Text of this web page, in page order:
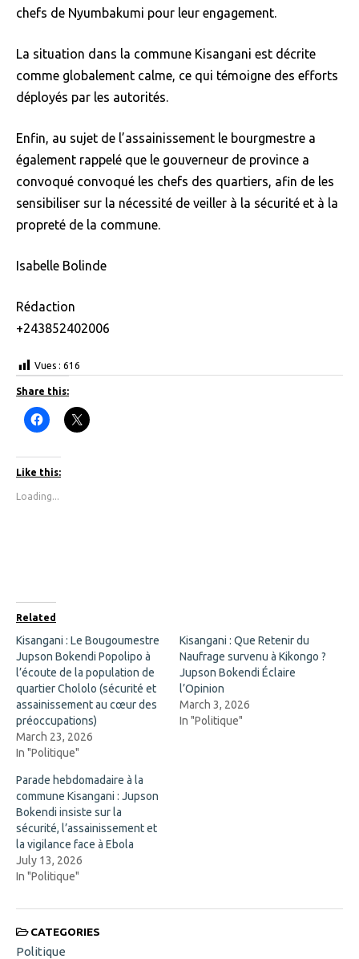
chefs de Nyumbakumi pour leur engagement.
La situation dans la commune Kisangani est décrite
comme globalement calme, ce qui témoigne des efforts
déployés par les autorités.
Enfin, au sujet de l’assainissement le bourgmestre a
également rappelé que le gouverneur de province a
convoqué convoqué les chefs des quartiers, afin de les
sensibiliser sur la nécessité de veiller à la sécurité et à la
propreté de la commune.
Isabelle Bolinde
Rédaction
+243852402006
Vues : 616
Share this:
C
l
k
t
o
h
b
o
o
k
(
O
p
e
n
s
i
n
e
w
w
n
d
o
w
)
C
l
i
n
n
e
w
w
i
n
d
o
w
Like this:
Loading...
Related
Kisangani : Le Bougoumestre
Jupson Bokendi Popolipo à
l’écoute de la population de
quartier Chololo (sécurité et
assainissement au cœur des
préoccupations)
March 23, 2026
In "Politique"
Kisangani : Que Retenir du
Naufrage survenu à Kikongo ?
Jupson Bokendi Éclaire
l’Opinion
March 3, 2026
In "Politique"
Parade hebdomadaire à la
commune Kisangani : Jupson
Bokendi insiste sur la
sécurité, l’assainissement et
la vigilance face à Ebola
July 13, 2026
In "Politique"
CATEGORIES
Politique